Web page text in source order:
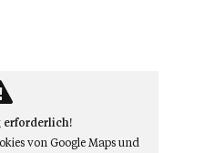
von Google Mapsund